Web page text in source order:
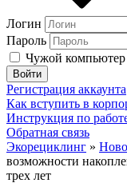
Логин
Пароль
Чужой компьютер
Войти
Регистрация аккаунта
Как вступить в
Инструкция по
Обратная связь
Экорециклинг »
возможности
трех лет